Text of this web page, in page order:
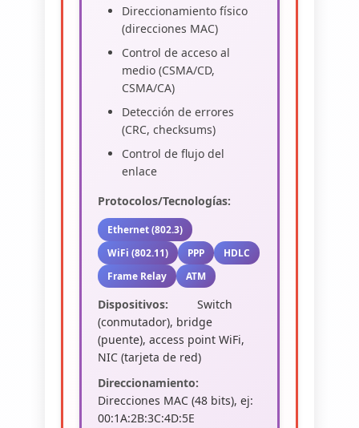
Direccionamiento físico
(direcciones MAC)
Control de acceso al
medio (CSMA/CD,
CSMA/CA)
Detección de errores
(CRC, checksums)
Control de flujo del
enlace
Protocolos/Tecnologías:
Ethernet (802.3)
WiFi (802.11)
PPP
HDLC
Frame Relay
ATM
Dispositivos:
Switch
(conmutador), bridge
(puente), access point WiFi,
NIC (tarjeta de red)
Direccionamiento:
Direcciones MAC (48 bits), ej:
00:1A:2B:3C:4D:5E